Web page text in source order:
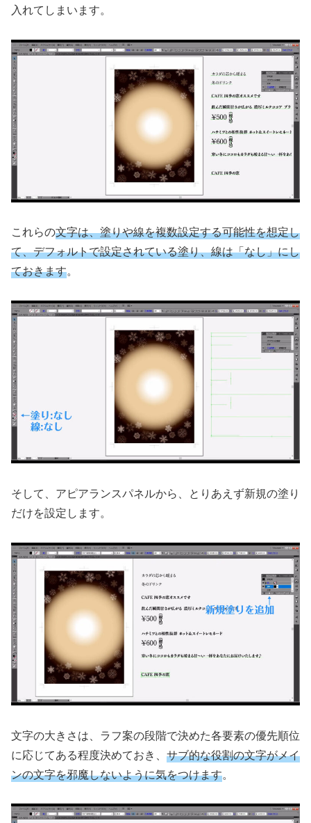
入れてしまいます。
これらの文字は、塗りや線を複数設定する可能性を想定し
て、デフォルトで設定されている塗り、線は「なし」にし
ておきます。
そして、アピアランスパネルから、とりあえず新規の塗り
だけを設定します。
文字の大きさは、ラフ案の段階で決めた各要素の優先順位
に応じてある程度決めておき、 サブ的な役割の文字がメイ
ンの文字を邪魔しないように気をつけます。